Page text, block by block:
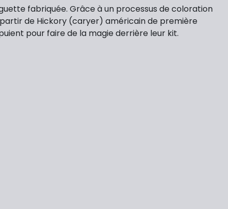
fabriquée. Grâce à un processus de coloration
partir de Hickory (caryer) américain de première
pour faire de la magie derrière leur kit.